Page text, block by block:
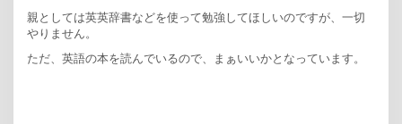
親としては英英辞書などを使って勉強してほしいのですが、一切
やりません。
ただ、英語の本を読んでいるので、まぁいいかとなっています。